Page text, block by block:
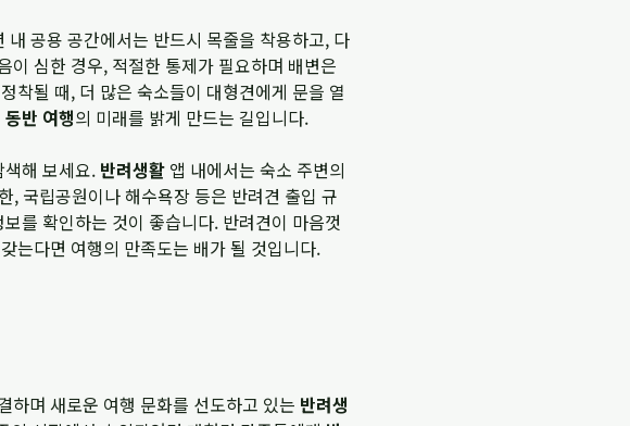
공용 공간에서는 반드시 목줄을 착용하고, 다
심한 경우, 적절한 통제가 필요하며 배변은
착될 때, 더 많은 숙소들이 대형견에게 문을 열
반 여행의 미래를 밝게 만드는 길입니다.
해 보세요. 반려생활 앱 내에서는 숙소 주변의
, 국립공원이나 해수욕장 등은 반려견 출입 규
를 확인하는 것이 좋습니다. 반려견이 마음껏
는다면 여행의 만족도는 배가 될 것입니다.
하며 새로운 여행 문화를 선도하고 있는 반려생